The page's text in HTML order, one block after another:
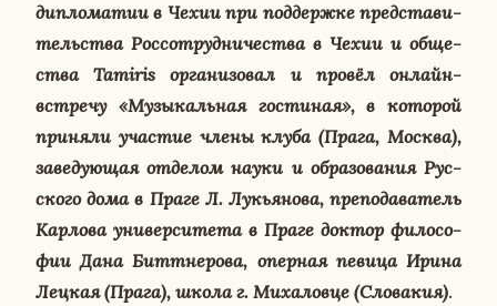
ди­пло­ма­тии в Чехии при под­держ­ке пред­ста­ви­
тель­ства Рос­со­труд­ни­че­ства в Чехии и об­ще­
ства Tamiris ор­га­ни­зо­вал и провёл онлайн-
встре­чу «Му­зы­каль­ная го­сти­ная», в ко­то­рой
при­ня­ли уча­стие члены клуба (Прага, Москва),
за­ве­ду­ю­щая от­де­лом науки и об­ра­зо­ва­ния Рус­
ско­го дома в Праге Л. Лу­кья­но­ва, пре­по­да­ва­тель
Кар­ло­ва уни­вер­си­те­та в Праге доктор фи­ло­со­
фии Дана Битт­не­ро­ва, опер­ная певица Ирина
Лецкая (Прага), школа г. Ми­ха­лов­це (Сло­ва­кия).